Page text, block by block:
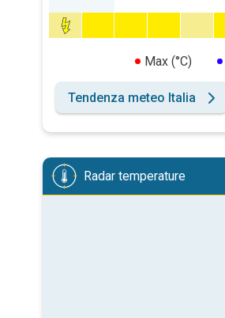
Max (°C)
Tendenza meteo Italia
Radar temperature